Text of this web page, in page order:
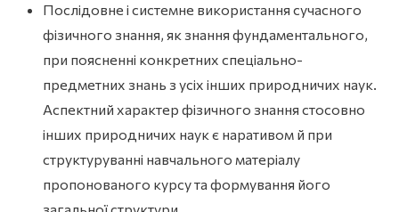
Послідовне і системне використання сучасного
фізичного знання, як знання фундаментального,
при поясненні конкретних спеціально-
предметних знань з усіх інших природничих наук.
Аспектний характер фізичного знання стосовно
інших природничих наук є наративом й при
структуруванні навчального матеріалу
пропонованого курсу та формування його